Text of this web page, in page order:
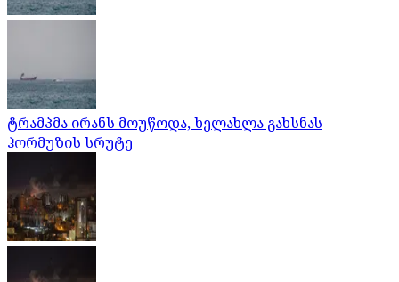
ტრამპმა ირანს მოუწოდა, ხელახლა გახსნას
ჰორმუზის სრუტე